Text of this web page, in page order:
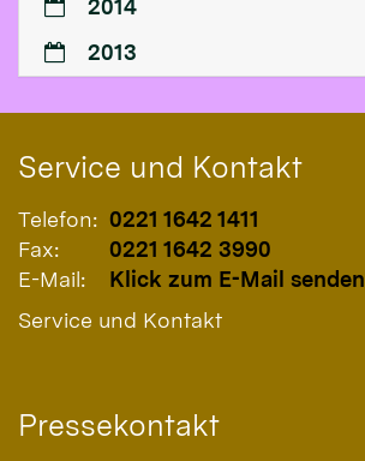
2014
2013
Service und Kontakt
Telefon: 0221 1642 1411
Fax:
0221 1642 3990
E-Mail:
Klick zum E-Mail senden
Service und Kontakt
Pressekontakt